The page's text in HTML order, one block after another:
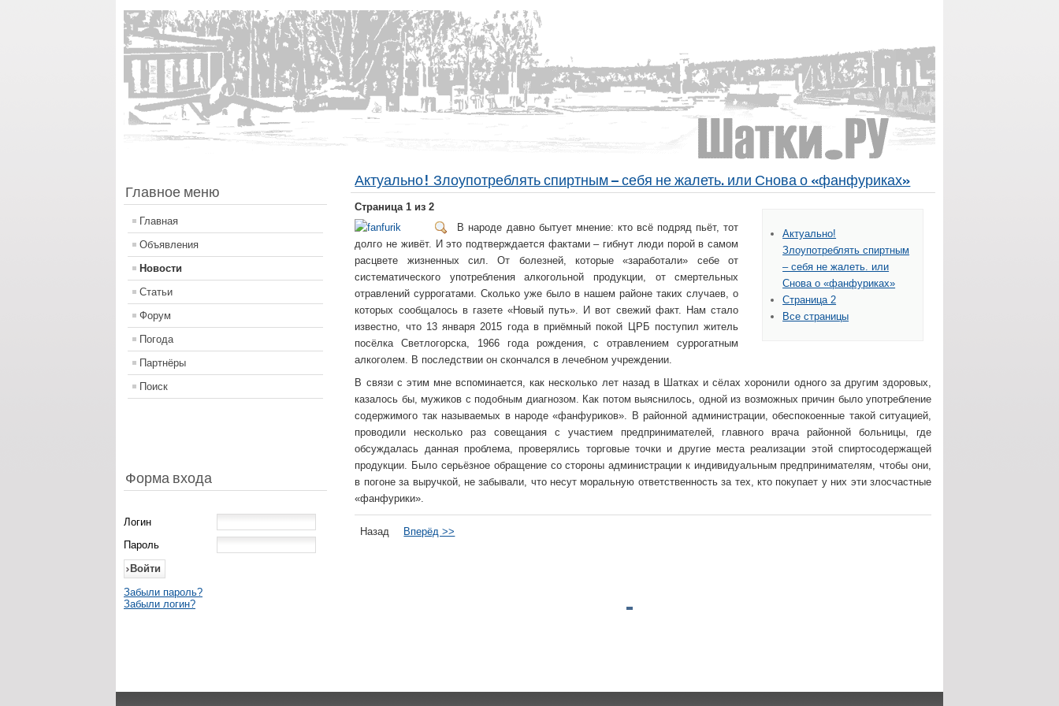
Главное меню
Главная
Объявления
Новости
Статьи
Форум
Погода
Партнёры
Поиск
Форма входа
Логин
Пароль
Забыли пароль?
Забыли логин?
Актуально! Злоупотреблять спиртным – себя не жалеть. или Снова о «фанфуриках»
Актуально!
Злоупотреблять спиртным
– себя не жалеть. или
Снова о «фанфуриках»
Страница 2
Все страницы
Страница 1 из 2
В народе давно бытует мнение: кто всё подряд пьёт, тот
долго не живёт. И это подтверждается фактами – гибнут люди порой в самом
расцвете жизненных сил. От болезней, которые «заработали» себе от
систематического употребления алкогольной продукции, от смертельных
отравлений суррогатами. Сколько уже было в нашем районе таких случаев, о
которых сообщалось в газете «Новый путь». И вот свежий факт. Нам стало
известно, что 13 января 2015 года в приёмный покой ЦРБ поступил житель
посёлка Светлогорска, 1966 года рождения, с отравлением суррогатным
алкоголем. В последствии он скончался в лечебном учреждении.
В связи с этим мне вспоминается, как несколько лет назад в Шатках и сёлах хоронили одного за другим здоровых,
казалось бы, мужиков с подобным диагнозом. Как потом выяснилось, одной из возможных причин было употребление
содержимого так называемых в народе «фанфуриков». В районной администрации, обеспокоенные такой ситуацией,
проводили несколько раз совещания с участием предпринимателей, главного врача районной больницы, где
обсуждалась данная проблема, проверялись торговые точки и другие места реализации этой спиртосодержащей
продукции. Было серьёзное обращение со стороны администрации к индивидуальным предпринимателям, чтобы они,
в погоне за выручкой, не забывали, что несут моральную ответственность за тех, кто покупает у них эти злосчастные
«фанфурики».
Назад Вперёд >>